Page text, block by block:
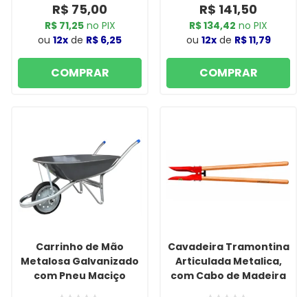
R$ 75,00
R$ 71,25no PIX
ou 12x de R$ 6,25
COMPRAR
R$ 141,50
R$ 134,42 no PIX
ou 12xde R$ 11,79
COMPRAR
Carrinho de Mão
Metalosa Galvanizado
com Pneu Maciço
Cavadeira Tramontina
Articulada Metalica,
com Cabo de Madeira